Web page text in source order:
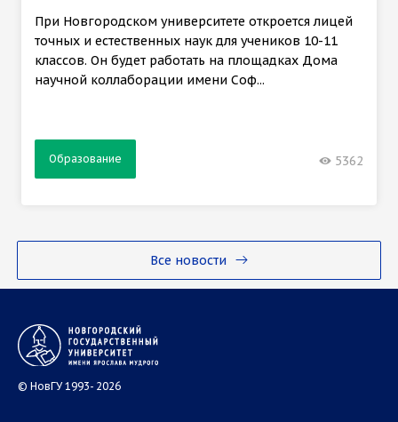
Все новости
При Новгородском университете откроется лицей
точных и естественных наук для учеников 10-11
классов. Он будет работать на площадках Дома
научной коллаборации имени Соф...
Образование 5362
© НовГУ 1993- 2026